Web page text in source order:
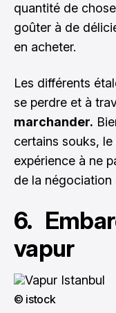
quantité de
goûter à de
en acheter.
Les différents
se perdre et à
marchander.
certains souks, le
expérience à ne
de la négociation
6.
vapur
© istock